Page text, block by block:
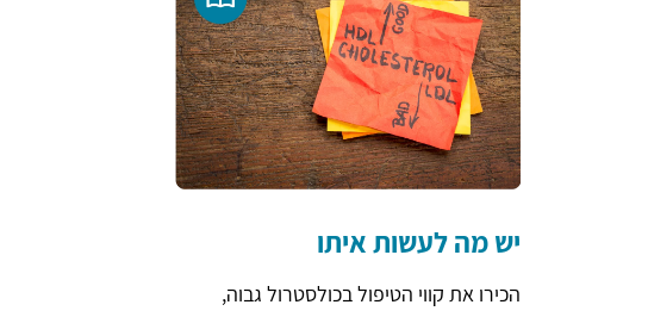
יש מה לעשות איתו
הכירו את קווי הטיפול בכולסטרול גבוה,